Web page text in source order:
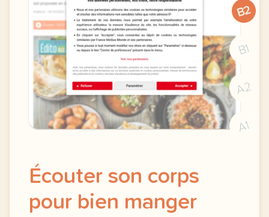
B2
B1
A2
A1
Écouter son corps
pour bien manger